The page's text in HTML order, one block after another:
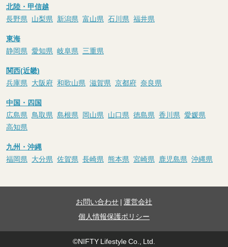
北陸・甲信越
長野県 山梨県 新潟県 富山県 石川県 福井県
東海
静岡県 愛知県 岐阜県 三重県
関西(近畿)
兵庫県 大阪府 和歌山県 滋賀県 京都府 奈良県
中国・四国
広島県 鳥取県 島根県 岡山県 山口県 徳島県 香川県 愛媛県
高知県
九州・沖縄
福岡県 大分県 佐賀県 長崎県 熊本県 宮崎県 鹿児島県 沖縄県
お問い合わせ | 運営会社
個人情報保護ポリシー
©NIFTY Lifestyle Co., Ltd.